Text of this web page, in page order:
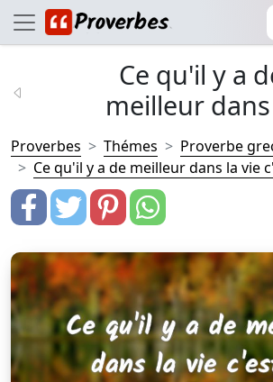
Ce qu'il y a
meilleur
Proverbes Thémes
Proverbe
Ce qu'il y a de meilleur dans la vie